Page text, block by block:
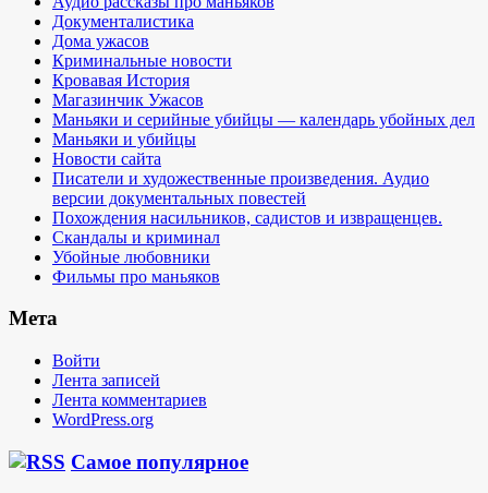
Документалистика
Дома ужасов
Криминальные новости
Кровавая История
Магазинчик Ужасов
Маньяки и серийные убийцы — календарь убойных дел
Маньяки и убийцы
Новости сайта
Писатели и художественные произведения. Аудио
версии документальных повестей
Похождения насильников, садистов и извращенцев.
Скандалы и криминал
Убойные любовники
Фильмы про маньяков
Мета
Войти
Лента записей
Лента комментариев
WordPress.org
Самое популярное